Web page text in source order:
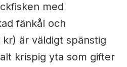
med
fänkål och
är väldigt spänstig
krispig yta som gifter